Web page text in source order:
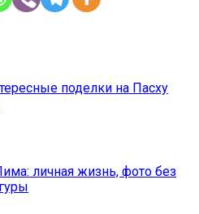
поделки на Пасху
личная жизнь, фото без